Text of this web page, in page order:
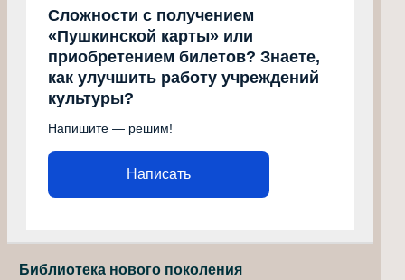
Сложности с получением
«Пушкинской карты» или
приобретением билетов? Знаете,
как улучшить работу учреждений
культуры?
Напишите — решим!
Написать
Библиотека нового поколения